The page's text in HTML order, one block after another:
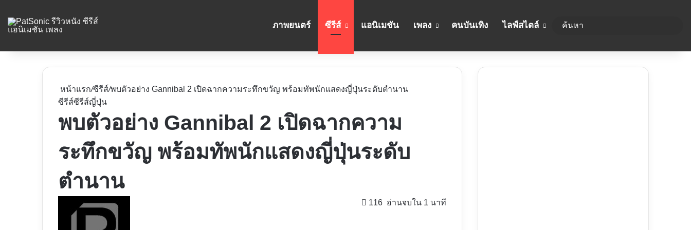
ภาพยนตร์ ซีรีส์ แอนิเมชัน เพลง คนบันเทิง ไลฟ์สไตล์
หน้าแรก/ซีรีส์/พบตัวอย่าง Gannibal 2 เปิดฉากความระทึกขวัญ พร้อมทัพนักแสดงญี่ปุ่นระดับตำนาน
ซีรีส์ซีรีส์ญี่ปุ่น
พบตัวอย่าง Gannibal 2 เปิดฉากความ
ระทึกขวัญ พร้อมทัพนักแสดงญี่ปุ่นระดับ
ตำนาน
116 อ่านจบใน 1 นาที